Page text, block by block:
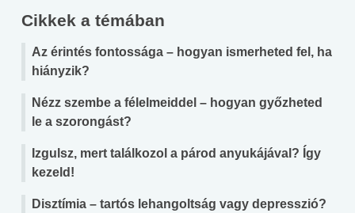
Cikkek a témában
Az érintés fontossága – hogyan ismerheted fel, ha
hiányzik?
Nézz szembe a félelmeiddel – hogyan győzheted
le a szorongást?
Izgulsz, mert találkozol a párod anyukájával? Így
kezeld!
Disztímia – tartós lehangoltság vagy depresszió?